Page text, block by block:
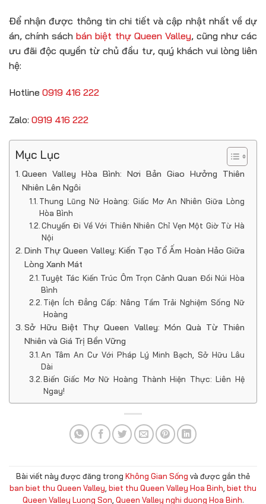
Để nhận được thông tin chi tiết và cập nhật nhất về dự
án, chính sáchbán biệt thự Queen Valley, cũng như các
ưu đãi độc quyền từ chủ đầu tư, quý khách vui lòng liên
hệ:
Hotline 0919 416 222
Zalo: 0919 416 222
Mục Lục
Queen Valley Hòa Bình: Nơi Bản Giao Hưởng Thiên
Nhiên Lên Ngôi
Thung Lũng Nữ Hoàng: Giấc Mơ An Nhiên Giữa Lòng
Hòa Bình
Chuyến Đi Về Với Thiên Nhiên Chỉ Vẹn Một Giờ Từ Hà
Nội
Dinh Thự Queen Valley: Kiến Tạo Tổ Ấm Hoàn Hảo Giữa
Lòng Xanh Mát
Tuyệt Tác Kiến Trúc Ôm Trọn Cảnh Quan Đồi Núi Hòa
Bình
Tiện Ích Đẳng Cấp: Nâng Tầm Trải Nghiệm Sống Nữ
Hoàng
Sở Hữu Biệt Thự Queen Valley: Món Quà Từ Thiên
Nhiên và Giá Trị Bền Vững
An Tâm An Cư Với Pháp Lý Minh Bạch, Sở Hữu Lâu
Dài
Biến Giấc Mơ Nữ Hoàng Thành Hiện Thực: Liên Hệ
Ngay!
Bài viết này được đăng trong Không Gian Sống và được gắn thẻ
ban biet thu Queen Valley, biet thu Queen Valley Hoa Binh, biet thu
Queen Valley Luong Son, Queen Valley nghi duong Hoa Binh.